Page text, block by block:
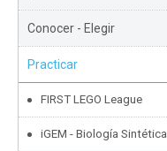
Conocer - Elegir
Practicar
FIRST LEGO League
iGEM - Biología Sintética